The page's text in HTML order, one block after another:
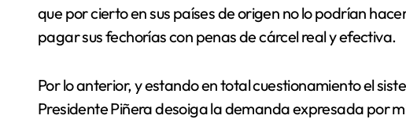
que por cierto en sus países de origen no lo podrían
pagar sus fechorías con penas de cárcel real y efectiva.
Por lo anterior, y estando en total cuestionamiento el
Presidente Piñera desoiga la demanda expresada por